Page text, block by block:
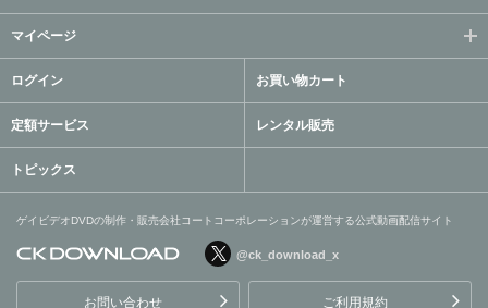
マイページ
ログイン お買い物カート
定額サービス レンタル販売
トピックス
ゲイビデオDVDの制作・販売会社コートコーポレーションが運営する公式動画配信サイト
@ck_download_x
お問い合わせ ご利用規約